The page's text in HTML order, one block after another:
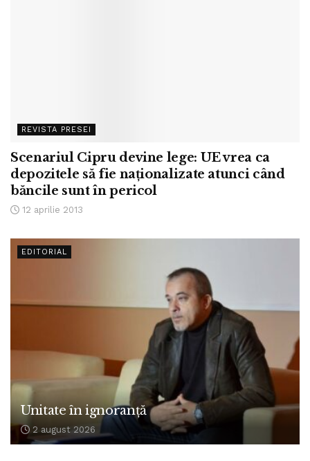
REVISTA PRESEI
Scenariul Cipru devine lege: UE vrea ca
depozitele să fie naţionalizate atunci când
băncile sunt în pericol
12 aprilie 2013
EDITORIAL
Unitate în ignoranță
2 august 2026